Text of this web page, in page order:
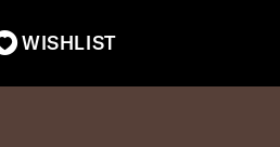
WISHLIST